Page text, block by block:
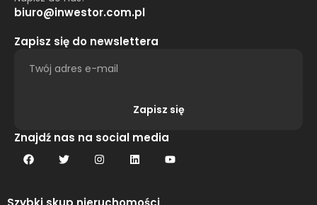
biuro@inwestor.com.pl
Zapisz się do newslettera
Zapisz się
Alternative:
Znajdź nas na social media